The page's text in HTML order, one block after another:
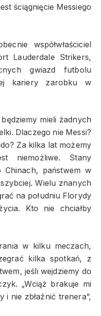
ściągnięcie Messiego
współwłaściciel
Lauderdale Strikers,
gwiazd futbolu
kariery zarobku w
mieli żadnych
Dlaczego nie Messi?
Za kilka lat możemy
niemożliwe. Stany
Chinach, państwem w
Wielu znanych
na południu Florydy
Kto nie chciałby
w kilku meczach,
kilka spotkań, z
jeśli wejdziemy do
„Wciąż brakuje mi
nie zbłaźnić trenera”,